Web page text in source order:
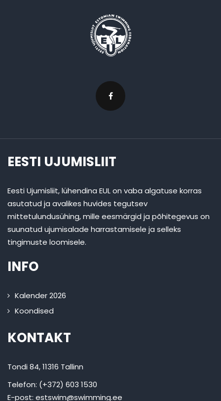
EESTI UJUMISLIIT
Eesti Ujumisliit, lühendina EUL on vaba algatuse korras
asutatud ja avalikes huvides tegutsev
mittetulundusühing, mille eesmärgid ja põhitegevus on
suunatud ujumisalade harrastamisele ja selleks
tingimuste loomisele.
INFO
Kalender 2026
Koondised
KONTAKT
Tondi 84, 11316 Tallinn
Telefon: (+372) 603 1530
E-post: estswim@swimming.ee